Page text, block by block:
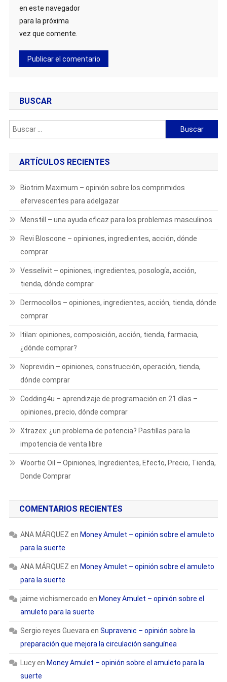
en este navegador
para la próxima
vez que comente.
BUSCAR
Buscar:
ARTÍCULOS RECIENTES
Biotrim Maximum – opinión sobre los comprimidos
efervescentes para adelgazar
Menstill – una ayuda eficaz para los problemas masculinos
Revi Bloscone – opiniones, ingredientes, acción, dónde
comprar
Vesselivit – opiniones, ingredientes, posología, acción,
tienda, dónde comprar
Dermocollos – opiniones, ingredientes, acción, tienda, dónde
comprar
ltilan: opiniones, composición, acción, tienda, farmacia,
¿dónde comprar?
Noprevidin – opiniones, construcción, operación, tienda,
dónde comprar
Codding4u – aprendizaje de programación en 21 días –
opiniones, precio, dónde comprar
Xtrazex: ¿un problema de potencia? Pastillas para la
impotencia de venta libre
Woortie Oil – Opiniones, Ingredientes, Efecto, Precio, Tienda,
Donde Comprar
COMENTARIOS RECIENTES
ANA MÁRQUEZ en Money Amulet – opinión sobre el amuleto
para la suerte
ANA MÁRQUEZ en Money Amulet – opinión sobre el amuleto
para la suerte
jaime vichismercado en Money Amulet – opinión sobre el
amuleto para la suerte
Sergio reyes Guevara en Supravenic – opinión sobre la
preparación que mejora la circulación sanguínea
Lucyen Money Amulet – opinión sobre el amuleto para la
suerte